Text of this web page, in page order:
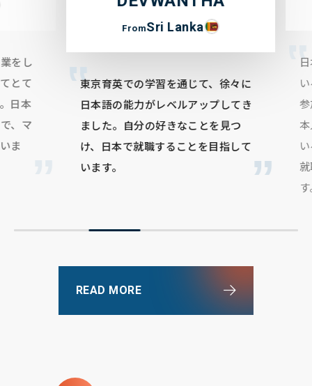
し
て
本
マ
FromSri Lanka
東京育英での学習を通じて、徐々に
日本語の能力がレベルアップしてき
ました。自分の好きなことを見つ
け、日本で就職することを目指して
います。
日
い
参
本
い
就
す。
READ MORE